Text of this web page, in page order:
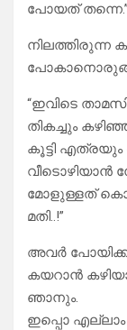
പോയത് തന്നെ.”
നിലത്തിരുന്ന
“ഇവിടെ
തികച്ചും
കൂട്ടി എത്രയും
വീടൊഴിയാൻ
മോളുള്ളത്
മതി..!”
അവർ
കയറാൻ
ഞാനും.
ഇപ്പൊ